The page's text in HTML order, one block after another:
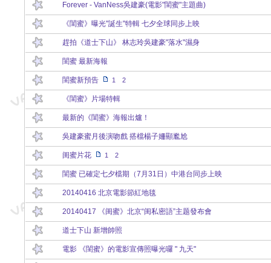
Forever - VanNess吳建豪(電影"閨蜜"主題曲)
《閨蜜》曝光"誕生"特輯 七夕全球同步上映
趕拍《道士下山》 林志玲吳建豪"落水"濕身
閨蜜 最新海報
閨蜜新預告 1 2
《閨蜜》片場特輯
最新的《閨蜜》海報出爐！
吳建豪蜜月後演吻戲 搭檔楊子姍顯尷尬
闺蜜片花 1 2
閨蜜‬ 已確定七夕檔期（7月31日）中港台同步上映
20140416 北京電影節紅地毯
20140417 《闺蜜》北京“闺私密語”主题發布會
道士下山 新增帥照
電影 《閨蜜》的電影宣傳照曝光囉 " 九天"